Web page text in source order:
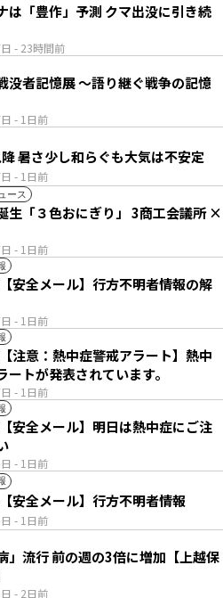
- 23時間前
作」予測 クマ出没に引き続
- 1日前
没者記憶展 ～語り継ぐ戦争の記憶
- 1日前
8日(土)以降 暑さ少し和らぐも大気は不安定
ース
- 1日前
生「３色おにぎり」 3商工会議所 ×
- 1日前
安全メール】行方不明者情報の解
- 1日前
注意：熱中症警戒アラート】熱中
ートが発表されています。
- 1日前
安全メール】明日は熱中症にご注
- 1日前
安全メール】行方不明者情報
- 2日前
3倍に増加【上越保